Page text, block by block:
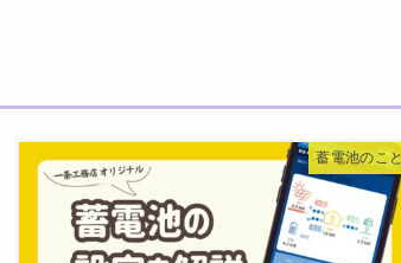
蓄電池のこと